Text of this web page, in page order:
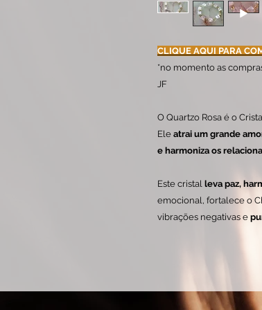
CLIQUE AQUI PARA
*no momento as
JF
O Quartzo Rosa é o
Ele atrai um grande
e harmoniza os
Este cristal leva paz,
emocional, fortalece o
vibrações negativas e